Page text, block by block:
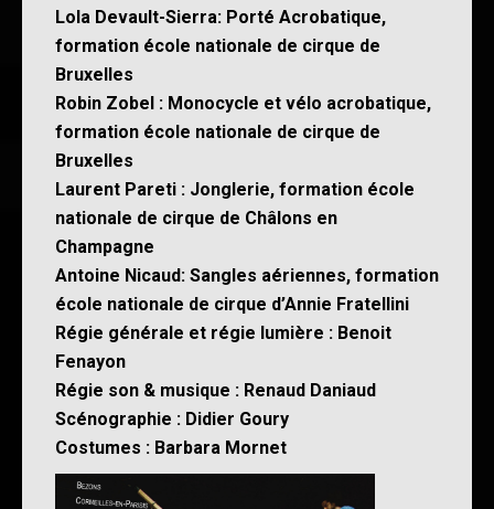
Lola Devault-Sierra: Porté Acrobatique,
formation école nationale de cirque de
Bruxelles
Robin Zobel : Monocycle et vélo acrobatique,
formation école nationale de cirque de
Bruxelles
Laurent Pareti : Jonglerie, formation école
nationale de cirque de Châlons en
Champagne
Antoine Nicaud: Sangles aériennes, formation
école nationale de cirque d’Annie Fratellini
Régie générale et régie lumière : Benoit
Fenayon
Régie son & musique : Renaud Daniaud
Scénographie : Didier Goury
Costumes : Barbara Mornet